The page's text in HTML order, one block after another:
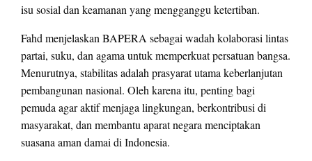
isu sosial dan keamanan yang mengganggu ketertiban.
Fahd menjelaskan BAPERA sebagai wadah kolaborasi lintas
partai, suku, dan agama untuk memperkuat persatuan bangsa.
Menurutnya, stabilitas adalah prasyarat utama keberlanjutan
pembangunan nasional. Oleh karena itu, penting bagi
pemuda agar aktif menjaga lingkungan, berkontribusi di
masyarakat, dan membantu aparat negara menciptakan
suasana aman damai di Indonesia.